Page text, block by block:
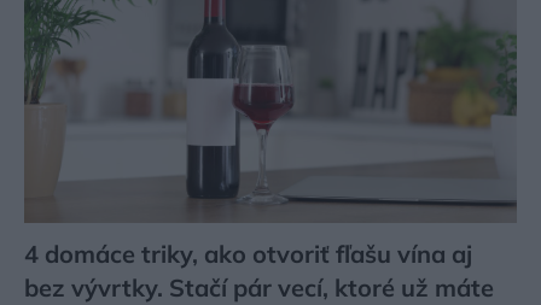
4 domáce triky, ako otvoriť fľašu vína aj
bez vývrtky. Stačí pár vecí, ktoré už máte